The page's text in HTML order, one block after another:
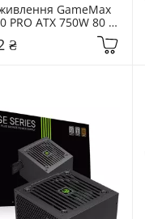
GameMax
PRO ATX 750W 80
Black
₴